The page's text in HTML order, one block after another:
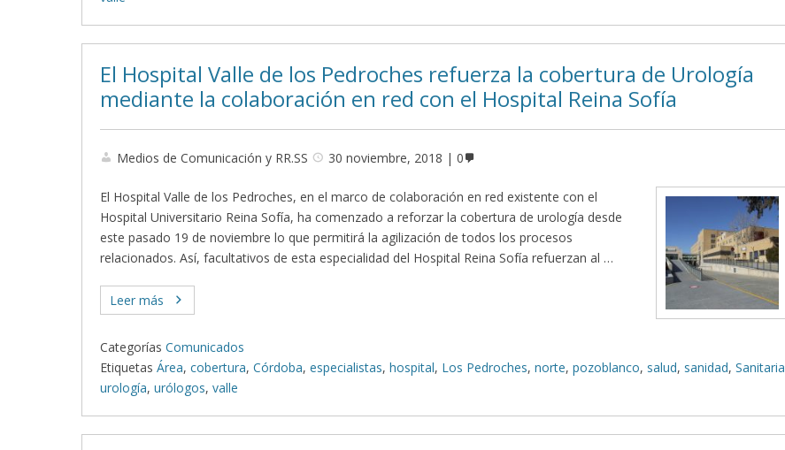
El Hospital Valle de los Pedroches refuerza la cobertura de Urología
mediante la colaboración en red con el Hospital Reina Sofía
Medios de Comunicación y RR.SS 30 noviembre, 2018 0
El Hospital Valle de los Pedroches, en el marco de colaboración en red existente con el
Hospital Universitario Reina Sofía, ha comenzado a reforzar la cobertura de urología desde
este pasado 19 de noviembre lo que permitirá la agilización de todos los procesos
relacionados. Así, facultativos de esta especialidad del Hospital Reina Sofía refuerzan al …
Leer más
Categorías Comunicados
Etiquetas Área, cobertura, Córdoba, especialistas, hospital, Los Pedroches, norte, pozoblanco, salud, sanidad, Sanitaria
urología, urólogos, valle